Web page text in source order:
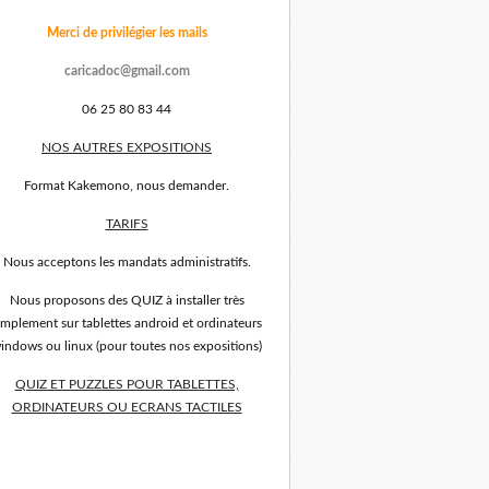
Merci de privilégier les mails
caricadoc@gmail.com
06 25 80 83 44
NOS AUTRES EXPOSITIONS
Format Kakemono, nous demander.
TARIFS
Nous acceptons les mandats administratifs.
Nous proposons des QUIZ à installer très
sur tablettes android et ordinateurs
ou linux (pour toutes nos expositions)
QUIZ ET PUZZLES POUR TABLETTES,
ORDINATEURS OU ECRANS TACTILES